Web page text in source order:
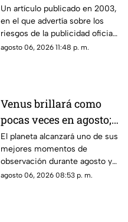
el debate sobre la
censura
Un artículo publicado en 2003,
en el que advertía sobre los
riesgos de la publicidad oficial
y la censura a los medios
agosto 06, 2026 11:48 p. m.
Venus brillará como
pocas veces en agosto;
a esta hora podrás
verlo durante este mes
El planeta alcanzará uno de sus
mejores momentos de
observación durante agosto y
podrá distinguirse sin
agosto 06, 2026 08:53 p. m.